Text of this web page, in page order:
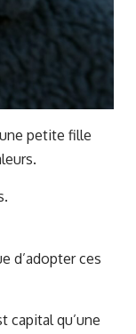
petite fille
d’adopter ces
capital qu’une